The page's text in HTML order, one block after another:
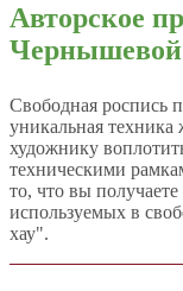
Авторское
Чернышевой
Свободная роспись
уникальная техника
художнику
техническими
то, что вы
используемых в
хау".